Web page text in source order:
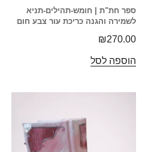
ספר חת"ת | חומש-תהילים-תניא
לשמירה והגנה כריכת עור צבע חום
₪270.00
הוספה לסל